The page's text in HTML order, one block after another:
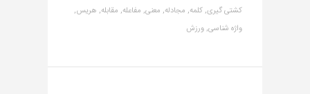
کشتی گیری,کلمه, مجادله, معنی, مفاعله, مقابله, هریس,
واژه شناسی,ورزش